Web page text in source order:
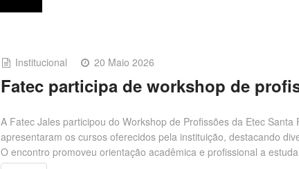
Institucional 20 Maio 2026
Fatec participa de workshop de
A Fatec Jales participou do Workshop de Profissões da Etec
apresentaram os cursos oferecidos pela instituição, destacando
O encontro promoveu orientação acadêmica e profissional a